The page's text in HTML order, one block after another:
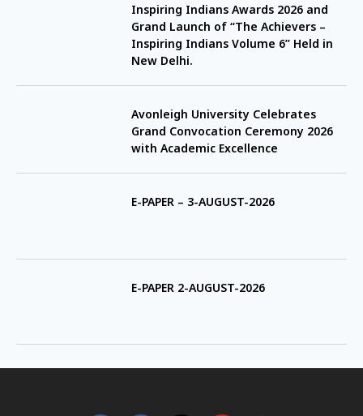
Inspiring Indians Awards 2026 and
Grand Launch of “The Achievers –
Inspiring Indians Volume 6” Held in
New Delhi.
Avonleigh University Celebrates
Grand Convocation Ceremony 2026
with Academic Excellence
E-PAPER – 3-AUGUST-2026
E-PAPER 2-AUGUST-2026